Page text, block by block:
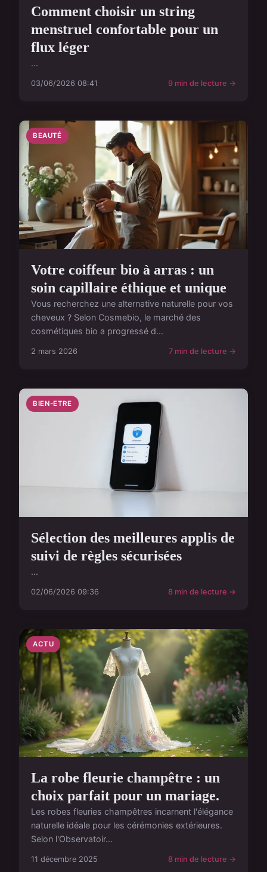
Comment choisir un string
menstruel confortable pour un
flux léger
...
03/06/2026 08:41 9 min de lecture →
BEAUTÉ
Votre coiffeur bio à arras : un
soin capillaire éthique et unique
Vous recherchez une alternative naturelle pour vos
cheveux ? Selon Cosmebio, le marché des
cosmétiques bio a progressé d...
2 mars 2026 7 min de lecture →
BIEN-ETRE
Sélection des meilleures applis de
suivi de règles sécurisées
...
02/06/2026 09:36 8 min de lecture →
ACTU
La robe fleurie champêtre : un
choix parfait pour un mariage.
Les robes fleuries champêtres incarnent l'élégance
naturelle idéale pour les cérémonies extérieures.
Selon l'Observatoir...
11 décembre 2025 8 min de lecture →